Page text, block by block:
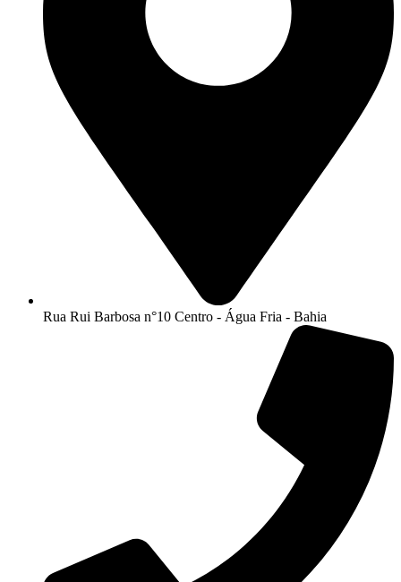
Rua Rui Barbosa n°10 Centro - Água Fria - Bahia